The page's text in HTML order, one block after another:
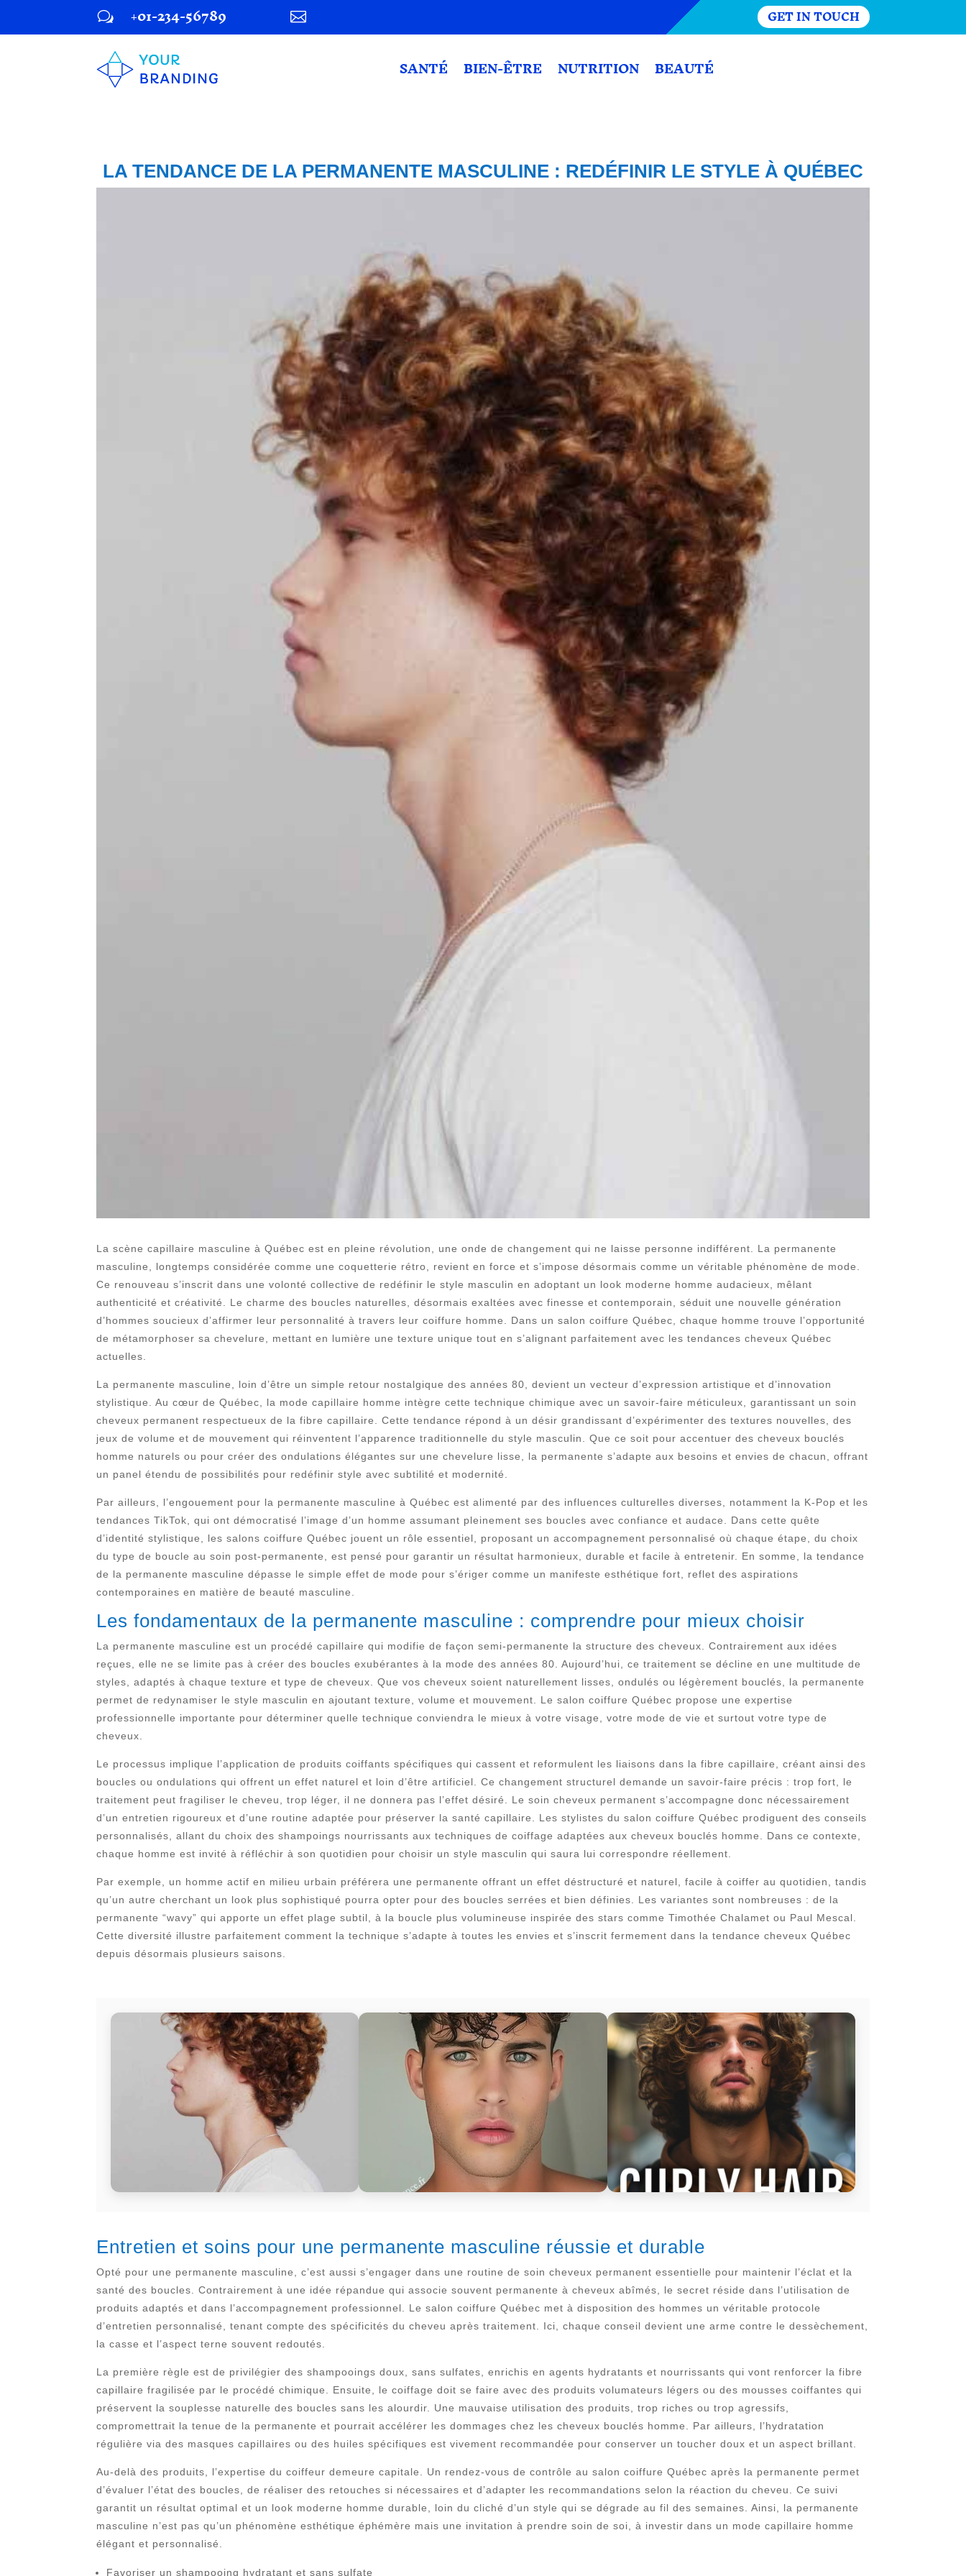
w +01-234-56789  GET IN TOUCH
SANTÉ BIEN-ÊTRE NUTRITION BEAUTÉ
LA TENDANCE DE LA PERMANENTE MASCULINE : REDÉFINIR LE STYLE À QUÉBEC
La scène capillaire masculine à Québec est en pleine révolution, une onde de changement qui ne laisse personne indifférent. La permanente
masculine, longtemps considérée comme une coquetterie rétro, revient en force et s’impose désormais comme un véritable phénomène de mode.
Ce renouveau s’inscrit dans une volonté collective de redéfinir le style masculin en adoptant un look moderne homme audacieux, mêlant
authenticité et créativité. Le charme des boucles naturelles, désormais exaltées avec finesse et contemporain, séduit une nouvelle génération
d’hommes soucieux d’affirmer leur personnalité à travers leur coiffure homme. Dans un salon coiffure Québec, chaque homme trouve l’opportunité
de métamorphoser sa chevelure, mettant en lumière une texture unique tout en s’alignant parfaitement avec les tendances cheveux Québec
actuelles.
La permanente masculine, loin d’être un simple retour nostalgique des années 80, devient un vecteur d’expression artistique et d’innovation
stylistique. Au cœur de Québec, la mode capillaire homme intègre cette technique chimique avec un savoir-faire méticuleux, garantissant un soin
cheveux permanent respectueux de la fibre capillaire. Cette tendance répond à un désir grandissant d’expérimenter des textures nouvelles, des
jeux de volume et de mouvement qui réinventent l’apparence traditionnelle du style masculin. Que ce soit pour accentuer des cheveux bouclés
homme naturels ou pour créer des ondulations élégantes sur une chevelure lisse, la permanente s’adapte aux besoins et envies de chacun, offrant
un panel étendu de possibilités pour redéfinir style avec subtilité et modernité.
Par ailleurs, l’engouement pour la permanente masculine à Québec est alimenté par des influences culturelles diverses, notamment la K-Pop et les
tendances TikTok, qui ont démocratisé l’image d’un homme assumant pleinement ses boucles avec confiance et audace. Dans cette quête
d’identité stylistique, les salons coiffure Québec jouent un rôle essentiel, proposant un accompagnement personnalisé où chaque étape, du choix
du type de boucle au soin post-permanente, est pensé pour garantir un résultat harmonieux, durable et facile à entretenir. En somme, la tendance
de la permanente masculine dépasse le simple effet de mode pour s’ériger comme un manifeste esthétique fort, reflet des aspirations
contemporaines en matière de beauté masculine.
Les fondamentaux de la permanente masculine : comprendre pour mieux choisir
La permanente masculine est un procédé capillaire qui modifie de façon semi-permanente la structure des cheveux. Contrairement aux idées
reçues, elle ne se limite pas à créer des boucles exubérantes à la mode des années 80. Aujourd’hui, ce traitement se décline en une multitude de
styles, adaptés à chaque texture et type de cheveux. Que vos cheveux soient naturellement lisses, ondulés ou légèrement bouclés, la permanente
permet de redynamiser le style masculin en ajoutant texture, volume et mouvement. Le salon coiffure Québec propose une expertise
professionnelle importante pour déterminer quelle technique conviendra le mieux à votre visage, votre mode de vie et surtout votre type de
cheveux.
Le processus implique l’application de produits coiffants spécifiques qui cassent et reformulent les liaisons dans la fibre capillaire, créant ainsi des
boucles ou ondulations qui offrent un effet naturel et loin d’être artificiel. Ce changement structurel demande un savoir-faire précis : trop fort, le
traitement peut fragiliser le cheveu, trop léger, il ne donnera pas l’effet désiré. Le soin cheveux permanent s’accompagne donc nécessairement
d’un entretien rigoureux et d’une routine adaptée pour préserver la santé capillaire. Les stylistes du salon coiffure Québec prodiguent des conseils
personnalisés, allant du choix des shampoings nourrissants aux techniques de coiffage adaptées aux cheveux bouclés homme. Dans ce contexte,
chaque homme est invité à réfléchir à son quotidien pour choisir un style masculin qui saura lui correspondre réellement.
Par exemple, un homme actif en milieu urbain préférera une permanente offrant un effet déstructuré et naturel, facile à coiffer au quotidien, tandis
qu’un autre cherchant un look plus sophistiqué pourra opter pour des boucles serrées et bien définies. Les variantes sont nombreuses : de la
permanente “wavy” qui apporte un effet plage subtil, à la boucle plus volumineuse inspirée des stars comme Timothée Chalamet ou Paul Mescal.
Cette diversité illustre parfaitement comment la technique s’adapte à toutes les envies et s’inscrit fermement dans la tendance cheveux Québec
depuis désormais plusieurs saisons.
Entretien et soins pour une permanente masculine réussie et durable
Opté pour une permanente masculine, c’est aussi s’engager dans une routine de soin cheveux permanent essentielle pour maintenir l’éclat et la
santé des boucles. Contrairement à une idée répandue qui associe souvent permanente à cheveux abîmés, le secret réside dans l’utilisation de
produits adaptés et dans l’accompagnement professionnel. Le salon coiffure Québec met à disposition des hommes un véritable protocole
d’entretien personnalisé, tenant compte des spécificités du cheveu après traitement. Ici, chaque conseil devient une arme contre le dessèchement,
la casse et l’aspect terne souvent redoutés.
La première règle est de privilégier des shampooings doux, sans sulfates, enrichis en agents hydratants et nourrissants qui vont renforcer la fibre
capillaire fragilisée par le procédé chimique. Ensuite, le coiffage doit se faire avec des produits volumateurs légers ou des mousses coiffantes qui
préservent la souplesse naturelle des boucles sans les alourdir. Une mauvaise utilisation des produits, trop riches ou trop agressifs,
compromettrait la tenue de la permanente et pourrait accélérer les dommages chez les cheveux bouclés homme. Par ailleurs, l’hydratation
régulière via des masques capillaires ou des huiles spécifiques est vivement recommandée pour conserver un toucher doux et un aspect brillant.
Au-delà des produits, l’expertise du coiffeur demeure capitale. Un rendez-vous de contrôle au salon coiffure Québec après la permanente permet
d’évaluer l’état des boucles, de réaliser des retouches si nécessaires et d’adapter les recommandations selon la réaction du cheveu. Ce suivi
garantit un résultat optimal et un look moderne homme durable, loin du cliché d’un style qui se dégrade au fil des semaines. Ainsi, la permanente
masculine n’est pas qu’un phénomène esthétique éphémère mais une invitation à prendre soin de soi, à investir dans un mode capillaire homme
élégant et personnalisé.
Favoriser un shampooing hydratant et sans sulfate